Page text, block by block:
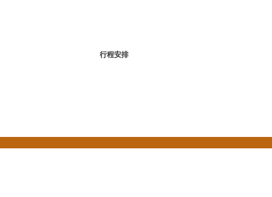
行程安排